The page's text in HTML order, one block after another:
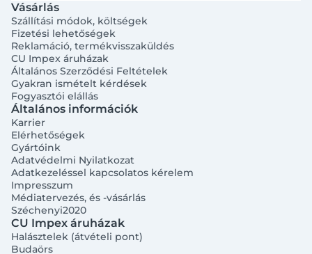
Vásárlás
Szállítási módok, költségek
Fizetési lehetőségek
Reklamáció, termékvisszaküldés
CU Impex áruházak
Általános Szerződési Feltételek
Gyakran ismételt kérdések
Fogyasztói elállás
Általános információk
Karrier
Elérhetőségek
Gyártóink
Adatvédelmi Nyilatkozat
Adatkezeléssel kapcsolatos kérelem
Impresszum
Médiatervezés, és -vásárlás
Széchenyi2020
CU Impex áruházak
Halásztelek (átvételi pont)
Budaörs